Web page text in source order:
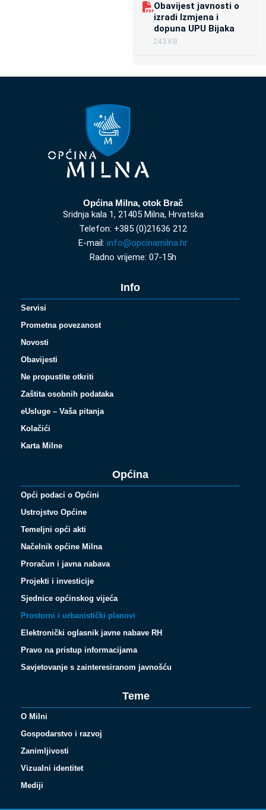
Obavijest javnosti o
izradi Izmjena i
dopuna UPU Bijaka
243 KB
Općina Milna, otok Brač
Sridnja kala 1, 21405 Milna, Hrvatska
Telefon: +385 (0)21636 212
E-mail: info@opcinamilna.hr
Radno vrijeme: 07-15h
Info
Servisi
Prometna povezanost
Novosti
Obavijesti
Ne propustite otkriti
Zaštita osobnih podataka
eUsluge – Vaša pitanja
Kolačići
Karta Milne
Općina
Opći podaci o Općini
Ustrojstvo Općine
Temeljni opći akti
Načelnik općine Milna
Proračun i javna nabava
Projekti i investicije
Sjednice općinskog vijeća
Prostorni i urbanistički planovi
Elektronički oglasnik javne nabave RH
Pravo na pristup informacijama
Savjetovanje s zainteresiranom javnošću
Teme
O Milni
Gospodarstvo i razvoj
Zanimljivosti
Vizualni identitet
Mediji